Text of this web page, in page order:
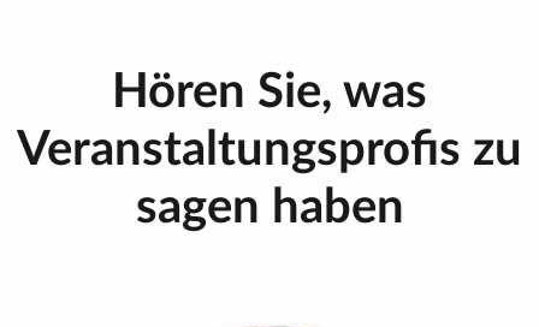
Hören Sie, was
Veranstaltungsprofis zu
sagen haben